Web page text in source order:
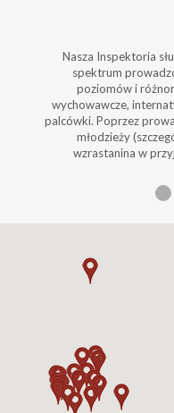
Nasza Inspektoria
spektrum
poziomów i
wychowawcze,
palcówki. Poprzez
młodzieży
wzrastanina w